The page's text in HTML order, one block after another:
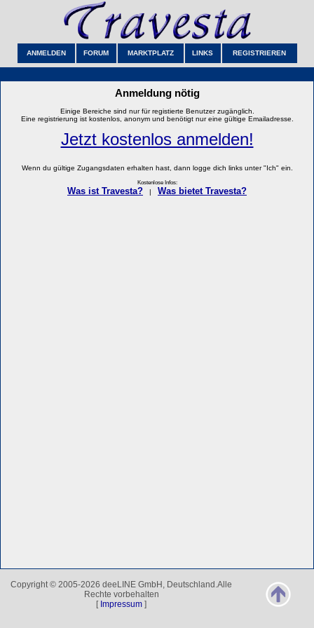
ANMELDEN FORUM MARKTPLATZ LINKS REGISTRIEREN
Anmeldung nötig
Einige Bereiche sind nur für registierte Benutzer zugänglich.
Eine registrierung ist kostenlos, anonym und benötigt nur eine gültige Emailadresse.
Jetzt kostenlos anmelden!
Wenn du gültige Zugangsdaten erhalten hast, dann logge dich links unter "Ich" ein.
Kostenlose Infos:
Was ist Travesta? Was bietet Travesta?
Copyright © 2005-2026 deeLINE GmbH, Deutschland.Alle
Rechte vorbehalten
[ Impressum ]